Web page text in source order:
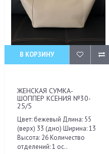
В КОРЗИНУ
ЖЕНСКАЯ СУМКА-
ШОППЕР КСЕНИЯ №30-
25/5
Цвет: бежевый Длина: 55
(верх) 33 (дно) Ширина: 13
Высота: 26 Количество
отделений: 1 ос..